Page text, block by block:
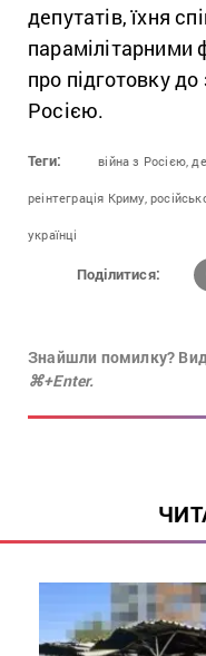
депутатів, їхня
парамілітарними
про підготовку
Росією.
Теги: війна з Росією,
реінтеграція Криму,
українці
Поділитися:
Знайшли помилку?
⌘+Enter.